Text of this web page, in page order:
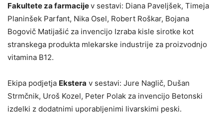
Fakultete za farmacijev sestavi: Diana Paveljšek, Timeja
Planinšek Parfant, Nika Osel, Robert Roškar, Bojana
Bogovič Matijašić za invencijo Izraba kisle sirotke kot
stranskega produkta mlekarske industrije za proizvodnjo
vitamina B12.
Ekipa podjetja Ekstera v sestavi: Jure Naglič, Dušan
Strmčnik, Uroš Kozel, Peter Polak za invencijo Betonski
izdelki z dodatnimi uporabljenimi livarskimi peski.